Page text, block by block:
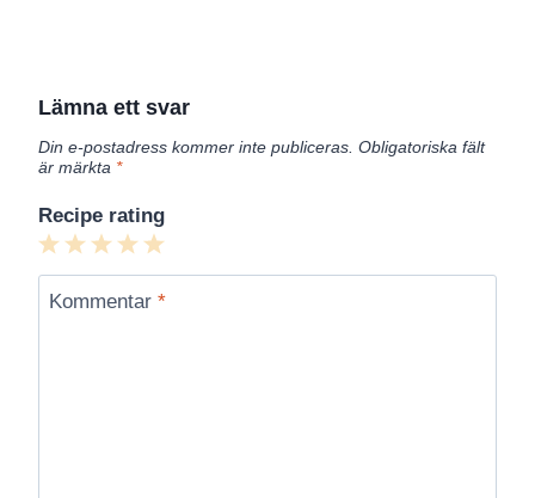
Lämna ett svar
Din e-postadress kommer inte publiceras. Obligatoriska fält
är märkta *
Recipe rating
5
Stars
4
Stars
3
Stars
2
Stars
1
Star
Kommentar *